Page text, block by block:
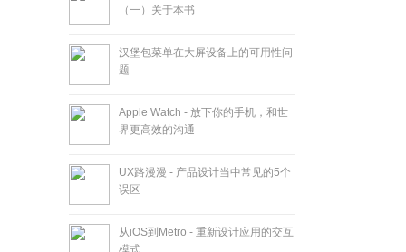
（一）关于本书
汉堡包菜单在大屏设备上的可用性问
题
Apple Watch - 放下你的手机，和世
界更高效的沟通
UX路漫漫 - 产品设计当中常见的5个
误区
从iOS到Metro - 重新设计应用的交互
模式